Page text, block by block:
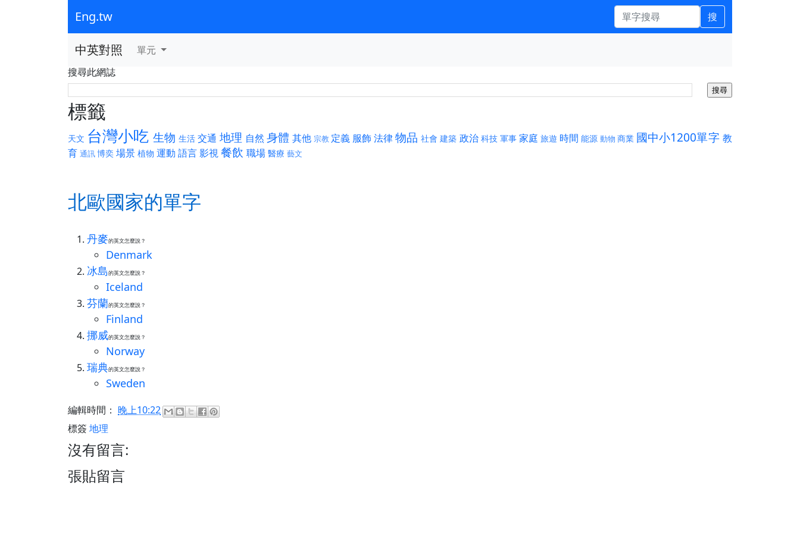
Eng.tw 搜
中英對照
單元
搜尋此網誌
標籤
天文 台灣小吃 生物 生活 交通 地理 自然 身體 其他 宗教 定義 服飾法律物品 社會 建築 政治 科技 軍事 家庭 旅遊 時間 能源 動物 商業 國中小1200單字 教
育 通訊博奕 場景 植物 運動 語言影視餐飲 職場 醫療 藝文
北歐國家的單字
丹麥的英文怎麼說？
Denmark
冰島的英文怎麼說？
Iceland
芬蘭的英文怎麼說？
Finland
挪威的英文怎麼說？
Norway
瑞典的英文怎麼說？
Sweden
編輯時間： 晚上10:22
標簽 地理
沒有留言:
張貼留言